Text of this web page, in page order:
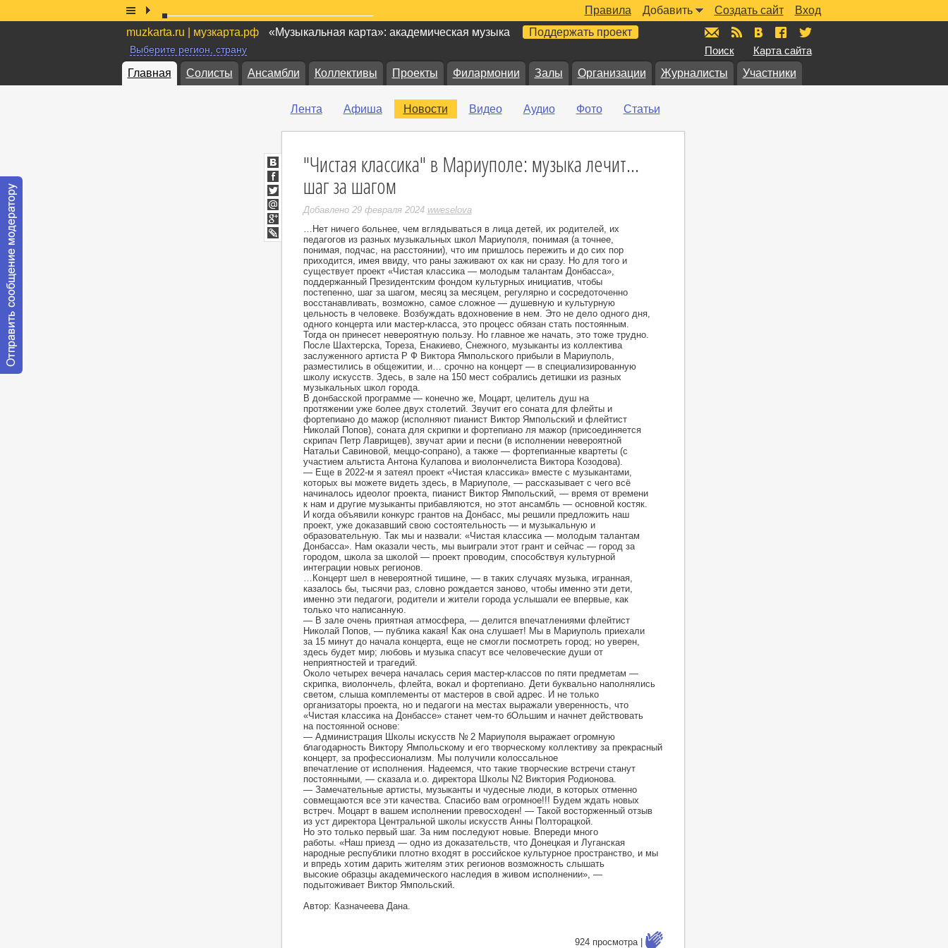
Вход
Создать сайт
Добавить
Правила
muzkarta.ru | музкарта.рф
«Музыкальная карта»: академическая музыка Поддержать проект
Выберите регион, страну Поиск Карта сайта
Главная Солисты Ансамбли Коллективы Проекты Филармонии Залы Организации Журналисты Участники
Лента Афиша Новости Видео Аудио Фото Статьи
"Чистая классика" в Мариуполе: музыка лечит...
шаг за шагом
Добавлено 29 февраля 2024 wweselova
…Нет ничего больнее, чем вглядываться в лица детей, их родителей, их
педагогов из разных музыкальных школ Мариуполя, понимая (а точнее,
понимая, подчас, на расстоянии), что им пришлось пережить и до сих пор
приходится, имея ввиду, что раны заживают ох как ни сразу. Но для того и
существует проект «Чистая классика — молодым талантам Донбасса»,
поддержанный Президентским фондом культурных инициатив, чтобы
постепенно, шаг за шагом, месяц за месяцем, регулярно и сосредоточенно
восстанавливать, возможно, самое сложное — душевную и культурную
цельность в человеке. Возбуждать вдохновение в нем. Это не дело одного дня,
одного концерта или мастер-класса, это процесс обязан стать постоянным.
Тогда он принесет невероятную пользу. Но главное же начать, это тоже трудно.
После Шахтерска, Тореза, Енакиево, Снежного, музыканты из коллектива
заслуженного артиста Р Ф Виктора Ямпольского прибыли в Мариуполь,
разместились в общежитии, и… срочно на концерт — в специализированную
школу искусств. Здесь, в зале на 150 мест собрались детишки из разных
музыкальных школ города.
В донбасской программе — конечно же, Моцарт, целитель душ на
протяжении уже более двух столетий. Звучит его соната для флейты и
фортепиано до мажор (исполняют пианист Виктор Ямпольский и флейтист
Николай Попов), соната для скрипки и фортепиано ля мажор (присоединяется
скрипач Петр Лаврищев), звучат арии и песни (в исполнении невероятной
Натальи Савиновой, меццо-сопрано), а также — фортепианные квартеты (с
участием альтиста Антона Кулапова и виолончелиста Виктора Козодова).
— Еще в 2022-м я затеял проект «Чистая классика» вместе с музыкантами,
которых вы можете видеть здесь, в Мариуполе, — рассказывает с чего всё
начиналось идеолог проекта, пианист Виктор Ямпольский, — время от времени
к нам и другие музыканты прибавляются, но этот ансамбль — основной костяк.
И когда объявили конкурс грантов на Донбасс, мы решили предложить наш
проект, уже доказавший свою состоятельность — и музыкальную и
образовательную. Так мы и назвали: «Чистая классика — молодым талантам
Донбасса». Нам оказали честь, мы выиграли этот грант и сейчас — город за
городом, школа за школой — проект проводим, способствуя культурной
интеграции новых регионов.
…Концерт шел в невероятной тишине, — в таких случаях музыка, игранная,
казалось бы, тысячи раз, словно рождается заново, чтобы именно эти дети,
именно эти педагоги, родители и жители города услышали ее впервые, как
только что написанную.
— В зале очень приятная атмосфера, — делится впечатлениями флейтист
Николай Попов, — публика какая! Как она слушает! Мы в Мариуполь приехали
за 15 минут до начала концерта, еще не смогли посмотреть город; но уверен,
здесь будет мир; любовь и музыка спасут все человеческие души от
неприятностей и трагедий.
Около четырех вечера началась серия мастер-классов по пяти предметам —
скрипка, виолончель, флейта, вокал и фортепиано. Дети буквально наполнялись
светом, слыша комплементы от мастеров в свой адрес. И не только
организаторы проекта, но и педагоги на местах выражали уверенность, что
«Чистая классика на Донбассе» станет чем-то бОльшим и начнет действовать
на постоянной основе:
— Администрация Школы искусств № 2 Мариуполя выражает огромную
благодарность Виктору Ямпольскому и его творческому коллективу за прекрасный
концерт, за профессионализм. Мы получили колоссальное
впечатление от исполнения. Надеемся, что такие творческие встречи станут
постоянными, — сказала и.о. директора Школы N2 Виктория Родионова.
— Замечательные артисты, музыканты и чудесные люди, в которых отменно
совмещаются все эти качества. Спасибо вам огромное!!! Будем ждать новых
встреч. Моцарт в вашем исполнении превосходен! — Такой восторженный отзыв
из уст директора Центральной школы искусств Анны Полторацкой.
Но это только первый шаг. За ним последуют новые. Впереди много
работы. «Наш приезд — одно из доказательств, что Донецкая и Луганская
народные республики плотно входят в российское культурное пространство, и мы
и впредь хотим дарить жителям этих регионов возможность слышать
высокие образцы академического наследия в живом исполнении», —
подытоживает Виктор Ямпольский.
Автор: Казначеева Дана.
ВКонтакте
Facebook
Twitter
Мой
Мир
Google+
LiveJournal
924 просмотра |